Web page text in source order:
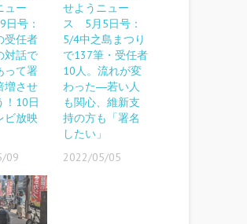
ュー
号：
受任者
対話で
って署
増させ
！10日
ビ放映
09
せようニュー
ス 5月5日号：
5/4中之島まつり
で137筆・受任者
10人。流れが変
わった―若い人
も関心、維新支
持の方も「署名
したい」
2022/05/05